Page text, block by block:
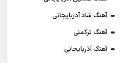
آهنگ شاد آذربایجانی
آهنگ ترکمنی
آهنگ آذربایجانی